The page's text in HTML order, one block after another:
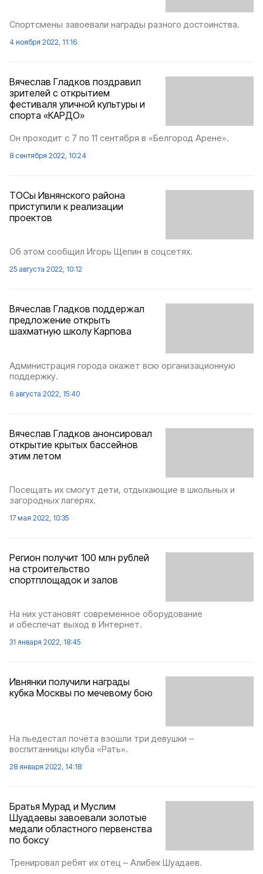
Спортсмены завоевали награды разного достоинства.
4 ноября 2022, 11:16
Вячеслав Гладков поздравил
зрителей с открытием
фестиваля уличной культуры и
спорта «КАРДО»
Он проходит с 7 по 11 сентября в «Белгород Арене».
8 сентября 2022, 10:24
ТОСы Ивнянского района
приступили к реализации
проектов
Об этом сообщил Игорь Щепин в соцсетях.
25 августа 2022, 10:12
Вячеслав Гладков поддержал
предложение открыть
шахматную школу Карпова
Администрация города окажет всю организационную
поддержку.
6 августа 2022, 15:40
Вячеслав Гладков анонсировал
открытие крытых бассейнов
этим летом
Посещать их смогут дети, отдыхающие в школьных и
загородных лагерях.
17 мая 2022, 10:35
Регион получит 100 млн рублей
на строительство
спортплощадок и залов
На них установят современное оборудование
и обеспечат выход в Интернет.
31 января 2022, 18:45
Ивнянки получили награды
кубка Москвы по мечевому бою
На пьедестал почёта взошли три девушки –
воспитанницы клуба «Рать».
28 января 2022, 14:18
Братья Мурад и Муслим
Шуадаевы завоевали золотые
медали областного первенства
по боксу
Тренировал ребят их отец – Алибек Шуадаев.